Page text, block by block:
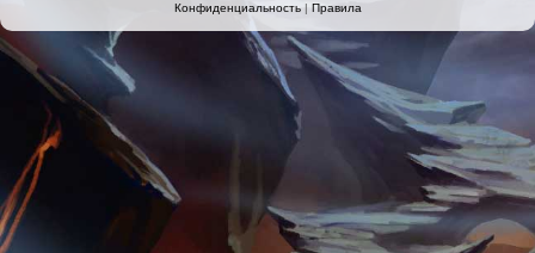
Конфиденциальность| Правила